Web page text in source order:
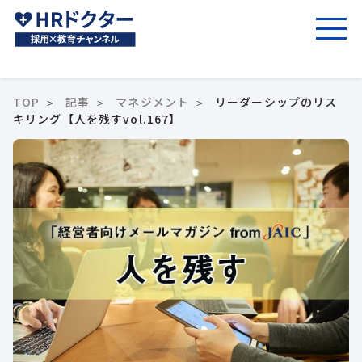
TOP 記事 マネジメント
リーダーシップのリス
キリング【人を残すvol.167】